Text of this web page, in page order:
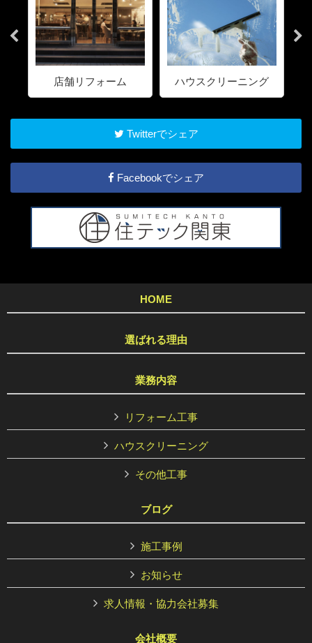
店舗リフォーム ハウスクリーニング
Twitterでシェア
Facebookでシェア
HOME
選ばれる理由
業務内容
リフォーム工事
ハウスクリーニング
その他工事
ブログ
施工事例
お知らせ
求人情報・協力会社募集
会社概要